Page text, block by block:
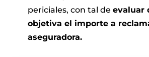
periciales, con tal de evaluar
objetiva el importe a
aseguradora.